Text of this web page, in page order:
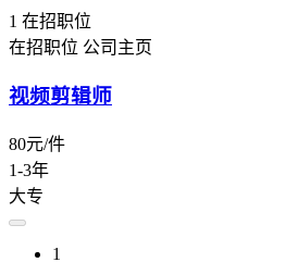
1 在招职位
在招职位 公司主页
视频剪辑师
80元/件
1-3年
大专
1